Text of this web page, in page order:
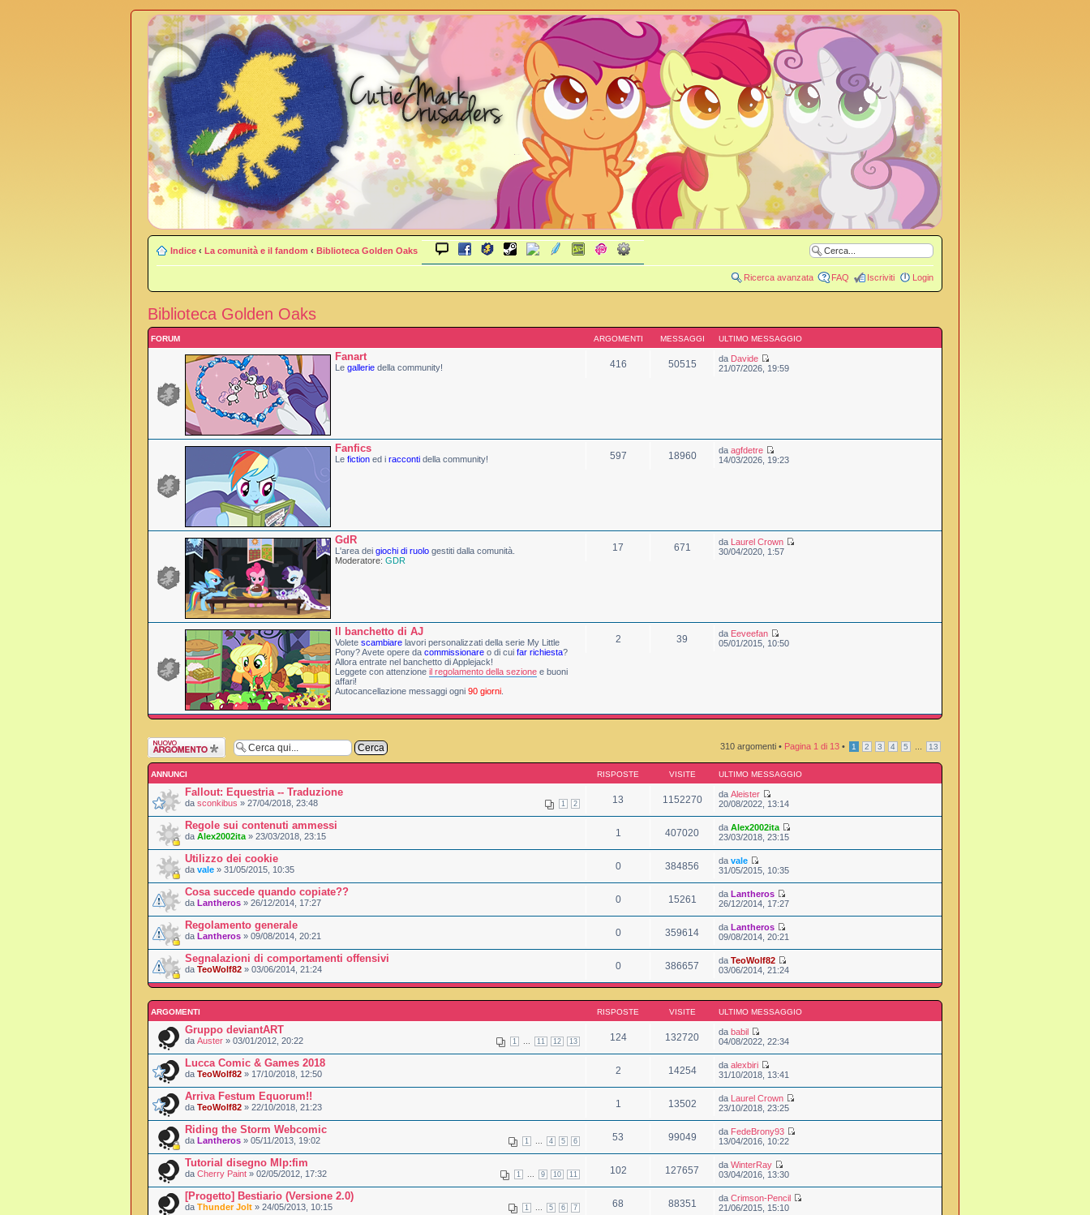
Indice ‹ La comunità e il fandom ‹ Biblioteca Golden Oaks
Ricerca avanzata FAQ Iscriviti Login
Biblioteca Golden Oaks
FORUM ARGOMENTI MESSAGGI ULTIMO MESSAGGIO
Fanart
Le gallerie della community! 416 50515 da Davide
21/07/2026, 19:59
Fanfics
Le fiction ed i racconti della community! 597 18960 daagfdetre
14/03/2026, 19:23
GdR
L'area dei giochi di ruolo gestiti dalla comunità.
Moderatore: GDR
17 671 da Laurel Crown
30/04/2020, 1:57
Il banchetto di AJ
Volete scambiare lavori personalizzati della serie My Little
Pony? Avete opere da commissionare o di cui far richiesta?
Allora entrate nel banchetto di Applejack!
Leggete con attenzione il regolamento della sezione e buoni
affari!
Autocancellazione messaggi ogni 90 giorni
2 39 da Eeveefan
05/01/2015, 10:50
Scrivi un nuovo
argomento
310 argomenti • Pagina 1 di 13 • 1 2 3 4 5 13
ANNUNCI RISPOSTE VISITE ULTIMO MESSAGGIO
Fallout: Equestria -- Traduzione
1 2
da sconkibus » 27/04/2018, 23:48 13 1152270 daAleister
20/08/2022, 13:14
Regole sui contenuti ammessi
da Alex2002ita » 23/03/2018, 23:15 1 407020 daAlex2002ita
23/03/2018, 23:15
Utilizzo dei cookie
da vale » 31/05/2015, 10:35 0 384856 davale
31/05/2015, 10:35
Cosa succede quando copiate??
da Lantheros » 26/12/2014, 17:27 0 15261 daLantheros
26/12/2014, 17:27
Regolamento generale
da Lantheros » 09/08/2014, 20:21 0 359614 daLantheros
09/08/2014, 20:21
Segnalazioni di comportamenti offensivi
da TeoWolf82 » 03/06/2014, 21:24 0 386657 daTeoWolf82
03/06/2014, 21:24
ARGOMENTI RISPOSTE VISITE ULTIMO MESSAGGIO
Gruppo deviantART
1 11 12 13
da Auster » 03/01/2012, 20:22 124 132720 dababil
04/08/2022, 22:34
Lucca Comic & Games 2018
da TeoWolf82 » 17/10/2018, 12:50 2 14254 daalexbiri
31/10/2018, 13:41
Arriva Festum Equorum!!
da TeoWolf82 » 22/10/2018, 21:23 1 13502 da Laurel Crown
23/10/2018, 23:25
Riding the Storm Webcomic
1 4 5 6
da Lantheros » 05/11/2013, 19:02 53 99049 da FedeBrony93
13/04/2016, 10:22
Tutorial disegno Mlp:fim
1 9 10 11
da Cherry Paint » 02/05/2012, 17:32 102 127657 daWinterRay
03/04/2016, 13:30
[Progetto] Bestiario (Versione 2.0)
1 5 6 7
da Thunder Jolt » 24/05/2013, 10:15 68 88351 daCrimson-Pencil
21/06/2015, 15:10